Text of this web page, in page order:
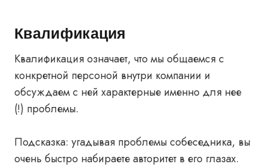
Квалификация
Квалификация означает, что мы общаемся с
конкретной персоной внутри компании и
обсуждаем с ней характерные именно для нее
(!) проблемы.
Подсказка: угадывая проблемы собеседника, вы
очень быстро набираете авторитет в его глазах.